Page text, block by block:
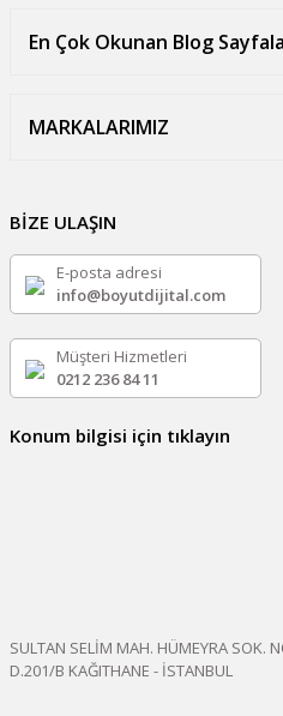
En Çok Okunan Blog
MARKALARIMIZ
BİZE ULAŞIN
E-posta adresi
info@boyutdijital.com
Müşteri Hizmetleri
0212 236 84 11
Konum bilgisi için tıklayın
SULTAN SELİM MAH. HÜMEYRA SOK.
D.201/B KAĞITHANE - İSTANBUL